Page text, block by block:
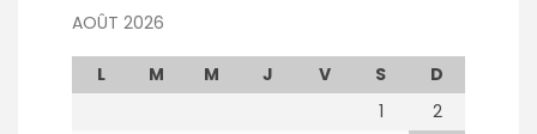
AOÛT 2026
L M M J V S
D
1
2